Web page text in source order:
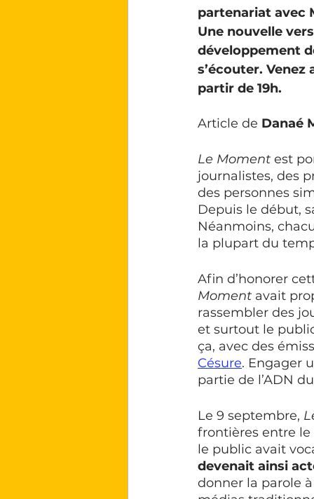
partenariat avec
Une nouvelle
développement
s’écouter. Venez
partir de 19h.
Article de Danaé
Le Moment est
journalistes, des
des personnes
Depuis le début,
Néanmoins,
la plupart du
Afin d’honorer
Moment avait
rassembler des
et surtout le
ça, avec des
Césure. Engager
partie de l’ADN
Le 9 septembre,
frontières entre le
le public avait
devenait ainsi
donner la parole